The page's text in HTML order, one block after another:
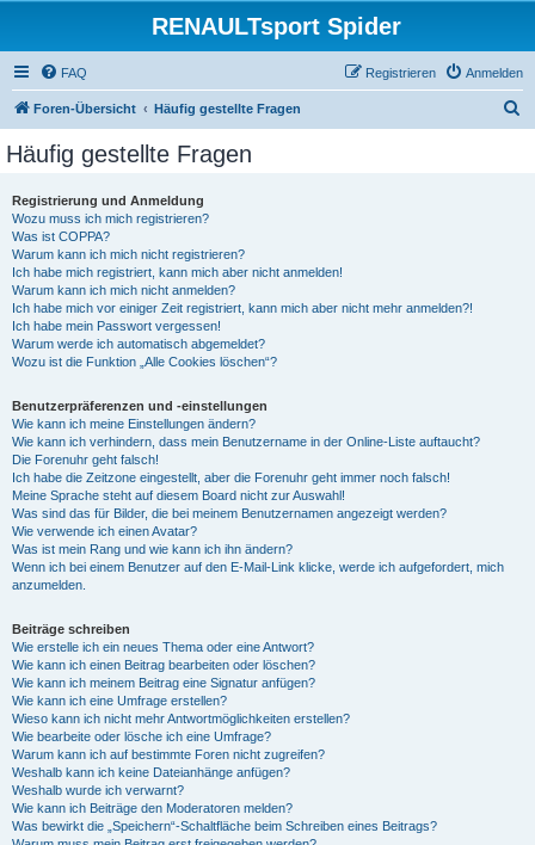
RENAULTsport Spider
FAQ Anmelden
Registrieren
Foren-Übersicht Häufig gestellte Fragen
Häufig gestellte Fragen
Registrierung und Anmeldung
Wozu muss ich mich registrieren?
Was ist COPPA?
Warum kann ich mich nicht registrieren?
Ich habe mich registriert, kann mich aber nicht anmelden!
Warum kann ich mich nicht anmelden?
Ich habe mich vor einiger Zeit registriert, kann mich aber nicht mehr anmelden?!
Ich habe mein Passwort vergessen!
Warum werde ich automatisch abgemeldet?
Wozu ist die Funktion „Alle Cookies löschen“?
Benutzerpräferenzen und -einstellungen
Wie kann ich meine Einstellungen ändern?
Wie kann ich verhindern, dass mein Benutzername in der Online-Liste auftaucht?
Die Forenuhr geht falsch!
Ich habe die Zeitzone eingestellt, aber die Forenuhr geht immer noch falsch!
Meine Sprache steht auf diesem Board nicht zur Auswahl!
Was sind das für Bilder, die bei meinem Benutzernamen angezeigt werden?
Wie verwende ich einen Avatar?
Was ist mein Rang und wie kann ich ihn ändern?
Wenn ich bei einem Benutzer auf den E-Mail-Link klicke, werde ich aufgefordert, mich
anzumelden.
Beiträge schreiben
Wie erstelle ich ein neues Thema oder eine Antwort?
Wie kann ich einen Beitrag bearbeiten oder löschen?
Wie kann ich meinem Beitrag eine Signatur anfügen?
Wie kann ich eine Umfrage erstellen?
Wieso kann ich nicht mehr Antwortmöglichkeiten erstellen?
Wie bearbeite oder lösche ich eine Umfrage?
Warum kann ich auf bestimmte Foren nicht zugreifen?
Weshalb kann ich keine Dateianhänge anfügen?
Weshalb wurde ich verwarnt?
Wie kann ich Beiträge den Moderatoren melden?
Was bewirkt die „Speichern“-Schaltfläche beim Schreiben eines Beitrags?